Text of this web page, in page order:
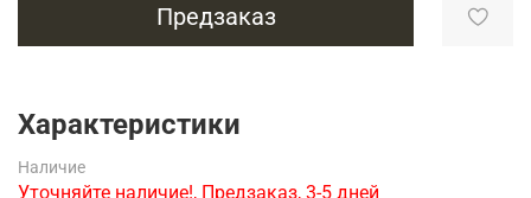
Предзаказ
Характеристики
Наличие
Уточняйте наличие!, Предзаказ, 3-5 дней